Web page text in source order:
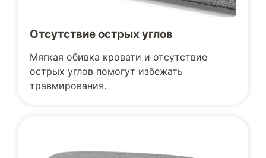
Отсутствие острых углов
Мягкая обивка кровати и отсутствие
острых углов помогут избежать
травмирования.